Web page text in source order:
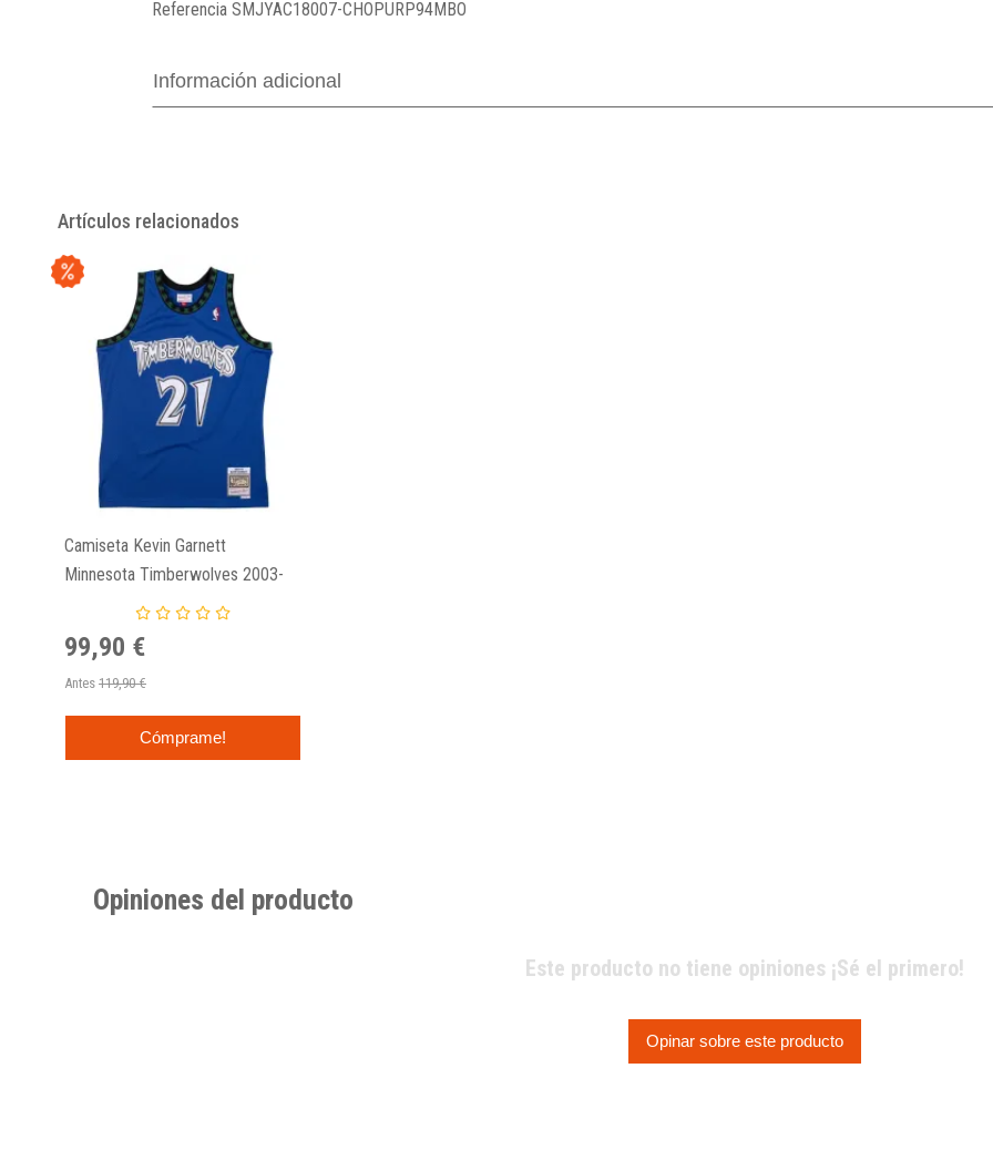
Referencia SMJYAC18007-CHOPURP94MBO
Información adicional
Artículos relacionados
Camiseta Kevin Garnett
Minnesota Timberwolves 2003-
04 Swingman Jersey
99,90 €
Antes 119,90 €
Cómprame!
Opiniones del producto
Este producto no tiene opiniones ¡Sé el primero!
Opinar sobre este producto